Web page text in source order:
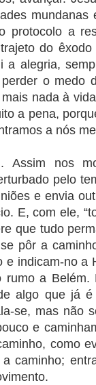
protocolo a
do
a alegria,
o medo
nada à
a pena,
a nós
Assim nos
pelo
e envia
E, com ele,
que tudo
pôr a
indicam-no a
rumo a
algo que já
se, mas não
e
como
caminho;